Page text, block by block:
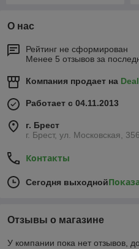
О нас
Рейтинг не сформирован
Менее 5 отзывов за
Компания продает на
Работает с 04.11.2013
г. Брест
г. Брест, ул. Московская,
Контакты
Сегодня выходной
Отзывы о магазине
У компании пока нет отзывов,